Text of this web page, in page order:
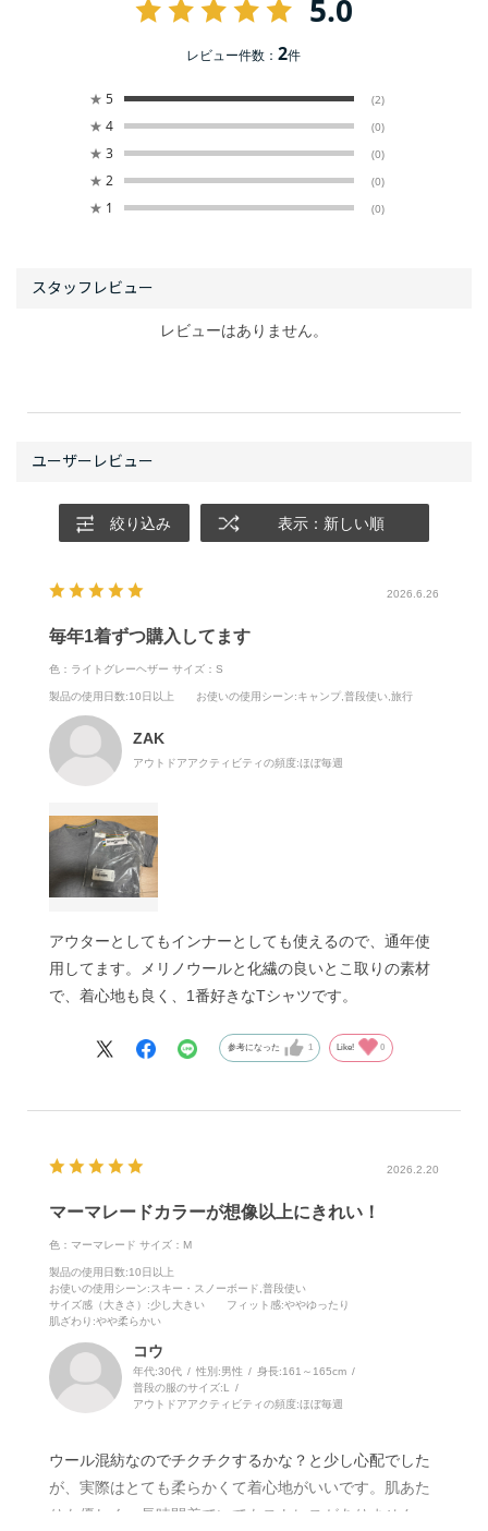
5.0
レビュー件数：2件
★ 5 (2)
★ 4 (0)
★ 3 (0)
★ 2 (0)
★ 1 (0)
絞り込み 表示：新しい順
2026.6.26
毎年1着ずつ購入してます
色：ライトグレーヘザー サイズ：S
製品の使用日数:10日以上 お使いの使用シーン:キャンプ,普段使い,旅行
ZAK
アウトドアアクティビティの頻度:ほぼ毎週
アウターとしてもインナーとしても使えるので、通年使
用してます。メリノウールと化繊の良いとこ取りの素材
で、着心地も良く、1番好きなTシャツです。
参考になった 1 Like! 0
2026.2.20
マーマレードカラーが想像以上にきれい！
色：マーマレード サイズ：M
製品の使用日数:10日以上
お使いの使用シーン:スキー・スノーボード,普段使い
サイズ感（大きさ） :少し大きい フィット感:ややゆったり
肌ざわり :やや柔らかい
コウ
年代:30代 性別:男性 身長:161～165cm
普段の服のサイズ:L
アウトドアアクティビティの頻度:ほぼ毎週
ウール混紡なのでチクチクするかな？と少し心配でした
が、実際はとても柔らかくて着心地がいいです。肌あた
りも優しく、長時間着ていてもストレスがありません。
レビューはありません。